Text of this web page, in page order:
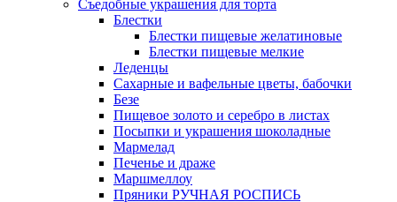
Съедобные украшения для торта
Блестки
Блестки пищевые желатиновые
Блестки пищевые мелкие
Леденцы
Сахарные и вафельные цветы, бабочки
Безе
Пищевое золото и серебро в листах
Посыпки и украшения шоколадные
Мармелад
Печенье и драже
Маршмеллоу
Пряники РУЧНАЯ РОСПИСЬ